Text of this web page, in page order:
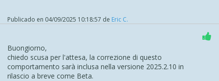
Publicado en 04/09/2025 10:18:57 de Eric C.
Buongiorno,
chiedo scusa per l'attesa, la correzione di questo
comportamento sarà inclusa nella versione 2025.2.10 in
rilascio a breve come Beta.